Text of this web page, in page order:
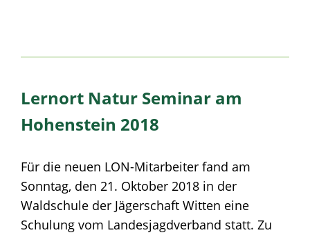
Lernort Natur Seminar am
Hohenstein 2018
Für die neuen LON-Mitarbeiter fand am
Sonntag, den 21. Oktober 2018 in der
Waldschule der Jägerschaft Witten eine
Schulung vom Landesjagdverband statt. Zu